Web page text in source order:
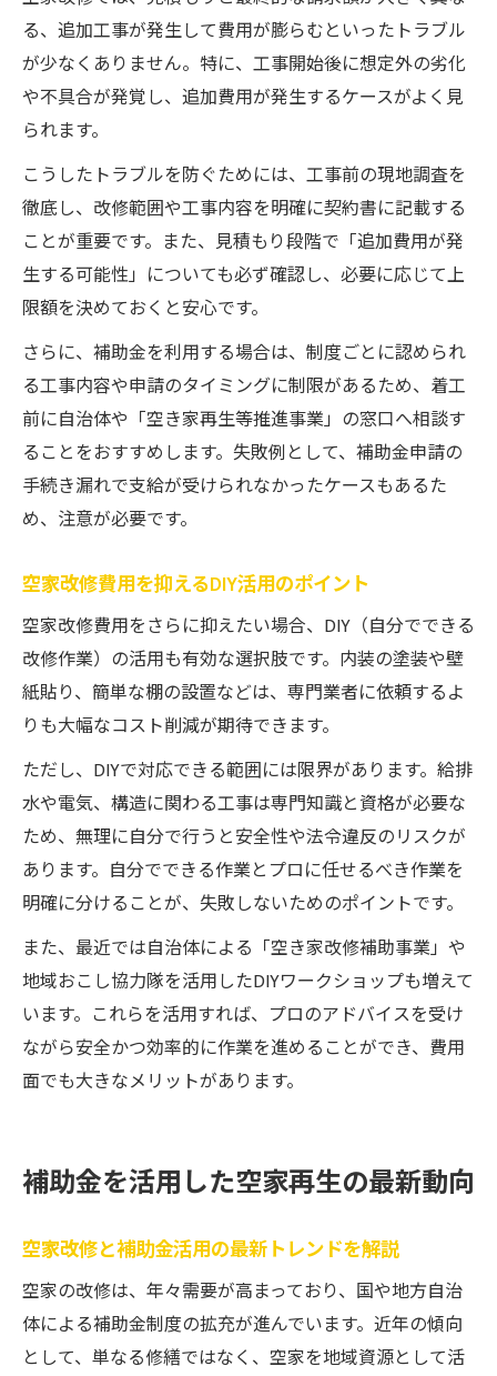
る、追加工事が発生して費用が膨らむといったトラブル
が少なくありません。特に、工事開始後に想定外の劣化
や不具合が発覚し、追加費用が発生するケースがよく見
られます。
こうしたトラブルを防ぐためには、工事前の現地調査を
徹底し、改修範囲や工事内容を明確に契約書に記載する
ことが重要です。また、見積もり段階で「追加費用が発
生する可能性」についても必ず確認し、必要に応じて上
限額を決めておくと安心です。
さらに、補助金を利用する場合は、制度ごとに認められ
る工事内容や申請のタイミングに制限があるため、着工
前に自治体や「空き家再生等推進事業」の窓口へ相談す
ることをおすすめします。失敗例として、補助金申請の
手続き漏れで支給が受けられなかったケースもあるた
め、注意が必要です。
空家改修費用を抑えるDIY活用のポイント
空家改修費用をさらに抑えたい場合、DIY（自分でできる
改修作業）の活用も有効な選択肢です。内装の塗装や壁
紙貼り、簡単な棚の設置などは、専門業者に依頼するよ
りも大幅なコスト削減が期待できます。
ただし、DIYで対応できる範囲には限界があります。給排
水や電気、構造に関わる工事は専門知識と資格が必要な
ため、無理に自分で行うと安全性や法令違反のリスクが
あります。自分でできる作業とプロに任せるべき作業を
明確に分けることが、失敗しないためのポイントです。
また、最近では自治体による「空き家改修補助事業」や
地域おこし協力隊を活用したDIYワークショップも増えて
います。これらを活用すれば、プロのアドバイスを受け
ながら安全かつ効率的に作業を進めることができ、費用
面でも大きなメリットがあります。
補助金を活用した空家再生の最新動向
空家改修と補助金活用の最新トレンドを解説
空家の改修は、年々需要が高まっており、国や地方自治
体による補助金制度の拡充が進んでいます。近年の傾向
として、単なる修繕ではなく、空家を地域資源として活